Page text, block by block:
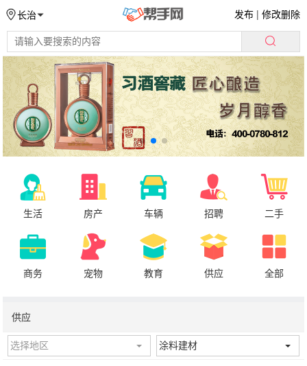
长治 发布 |修改删除
生活 房产 车辆 招聘 二手
商务 宠物 教育 供应 全部
供应
选择地区 涂料建材